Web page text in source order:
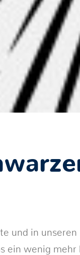
und in
ein wenig